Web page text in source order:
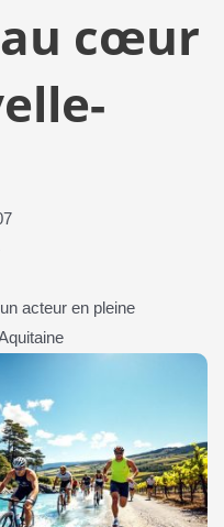
cœur
acteur en pleine